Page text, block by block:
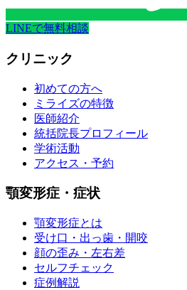
LINEで無料相談
クリニック
初めての方へ
ミライズの特徴
医師紹介
統括院長プロフィール
学術活動
アクセス・予約
顎変形症・症状
顎変形症とは
受け口・出っ歯・開咬
顔の歪み・左右差
セルフチェック
症例解説